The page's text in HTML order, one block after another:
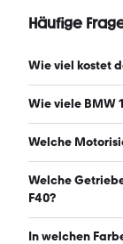
Häufige
Wie viel kostet
Ein guter Preis
Wie viele BMW
Es gibt
6.8.2026)
Welche
Der BMW 1er
306 PS. (Stand:
Welche
F40?
Der BMW 1er
In welchen